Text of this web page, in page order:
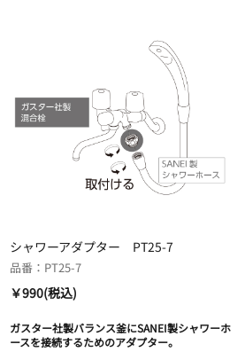
シャワーアダプター PT25-7
品番：PT25-7
￥990(税込)
ガスター社製バランス釜にSANEI製シャワーホ
ースを接続するためのアダプター。